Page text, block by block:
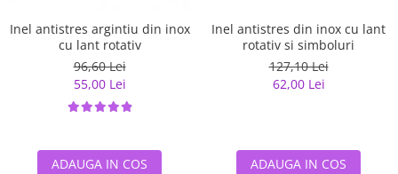
Inel antistres argintiu din inox
cu lant rotativ
96,60 Lei
55,00 Lei
ADAUGA IN COS
Inel antistres din inox cu lant
rotativ si simboluri
127,10 Lei
62,00 Lei
ADAUGA IN COS